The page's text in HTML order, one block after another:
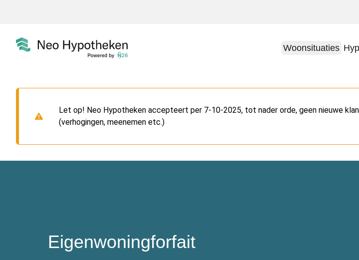
Woonsituaties
Let op! Neo Hypotheken accepteert per 7-10-2025, tot nader orde, geen nieuwe
(verhogingen, meenemen etc.)
Eigenwoningforfait